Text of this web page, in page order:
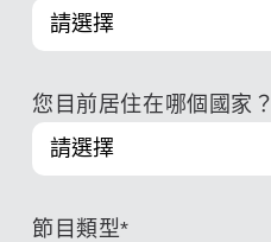
您目前居住在哪個國家？
節目類型*